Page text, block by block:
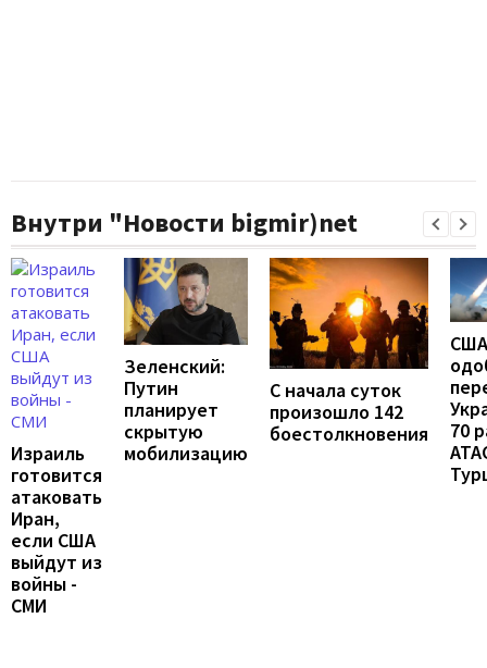
Внутри "Новости bigmir)net
Израиль
готовится
атаковать
Иран,
если США
выйдут из
войны -
СМИ
Зеленский:
Путин
планирует
скрытую
мобилизацию
С начала суток
произошло 142
боестолкновения
США
70